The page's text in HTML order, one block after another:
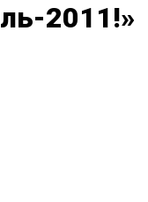
2011!»